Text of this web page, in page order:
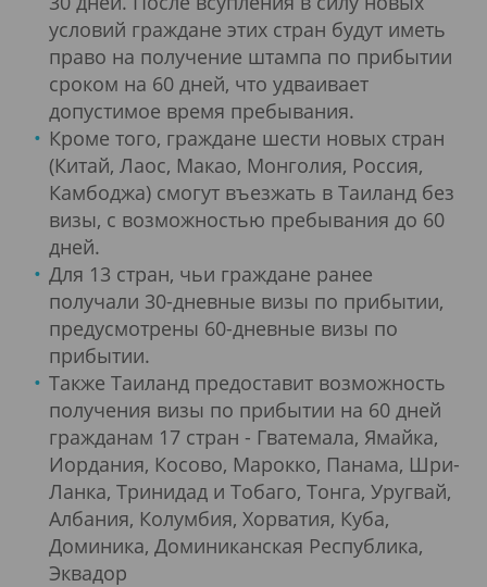
условий граждане этих стран будут иметь
право на получение штампа по прибытии
сроком на 60 дней, что удваивает
допустимое время пребывания.
Кроме того, граждане шести новых стран
(Китай, Лаос, Макао, Монголия, Россия,
Камбоджа) смогут въезжать в Таиланд без
визы, с возможностью пребывания до 60
дней.
Для 13 стран, чьи граждане ранее
получали 30-дневные визы по прибытии,
предусмотрены 60-дневные визы по
прибытии.
Также Таиланд предоставит возможность
получения визы по прибытии на 60 дней
гражданам 17 стран - Гватемала, Ямайка,
Иордания, Косово, Марокко, Панама, Шри-
Ланка, Тринидад и Тобаго, Тонга, Уругвай,
Албания, Колумбия, Хорватия, Куба,
Доминика, Доминиканская Республика,
Эквадор